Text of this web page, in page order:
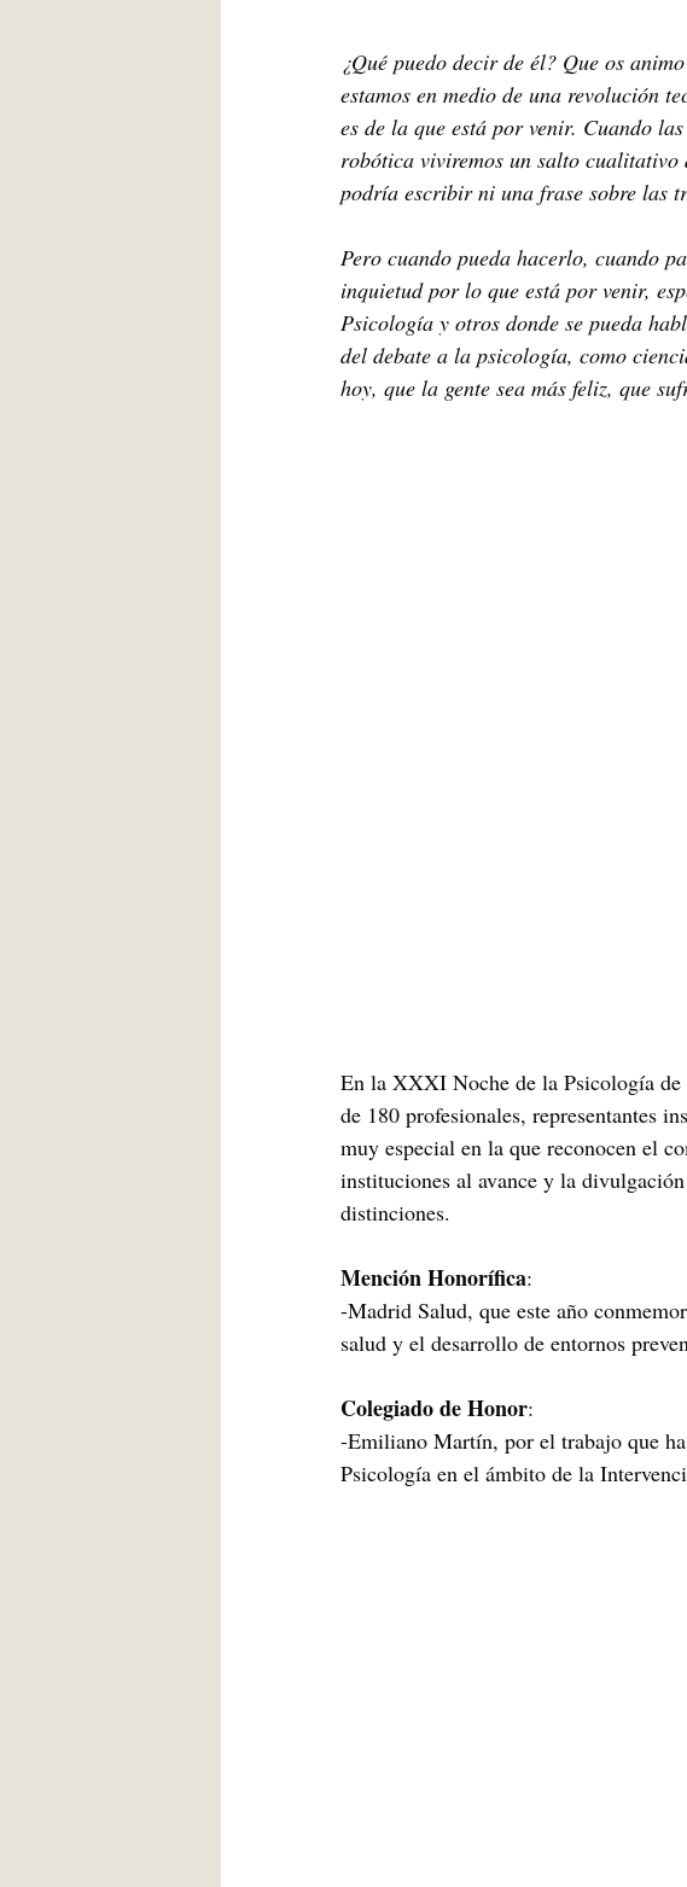
¿Qué puedo decir de él? Que os
estamos en medio de una revolución
es de la que está por venir. Cuando
robótica viviremos un salto
podría escribir ni una frase sobre las
Pero cuando pueda hacerlo, cuando
inquietud por lo que está por venir,
Psicología y otros donde se pueda
del debate a la psicología, como
hoy, que la gente sea más feliz, que
En la XXXI Noche de la Psicología
de 180 profesionales, representantes
muy especial en la que reconocen el
instituciones al avance y la
distinciones.
Mención Honorífica:
-Madrid Salud, que este año
salud y el desarrollo de entornos
Colegiado de Honor:
-Emiliano Martín, por el trabajo que
Psicología en el ámbito de la